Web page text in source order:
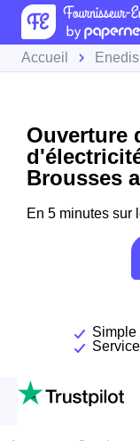
Accueil Enedis